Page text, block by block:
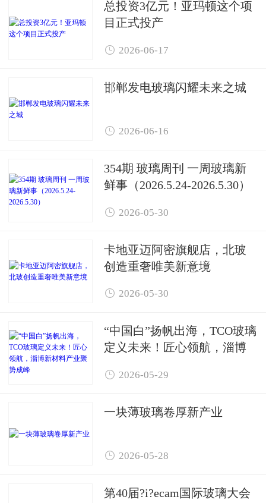
总投资3亿元！亚玛顿这个项
目正式投产
 2026-06-17
邯郸发电玻璃闪耀未来之城
 2026-06-16
354期 玻璃周刊 一周玻璃新
鲜事（2026.5.24-2026.5.30）
 2026-05-30
卡地亚迈阿密旗舰店，北玻
创造重奢唯美新意境
 2026-05-30
“中国白”扬帆出海，TCO玻璃
定义未来！匠心领航，淄博
 2026-05-29
一块薄玻璃卷厚新产业
 2026-05-28
第40届?i?ecam国际玻璃大会